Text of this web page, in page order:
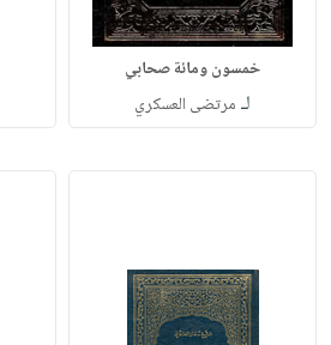
خمسون ومائة صحابي
لـ مرتضى العسكري